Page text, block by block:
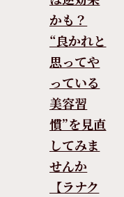
かも？
“良かれと
思ってや
っている
美容習
慣”を見直
してみま
せんか
【ラナク